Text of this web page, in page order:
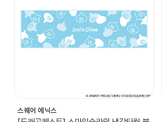
스퀘어 에닉스